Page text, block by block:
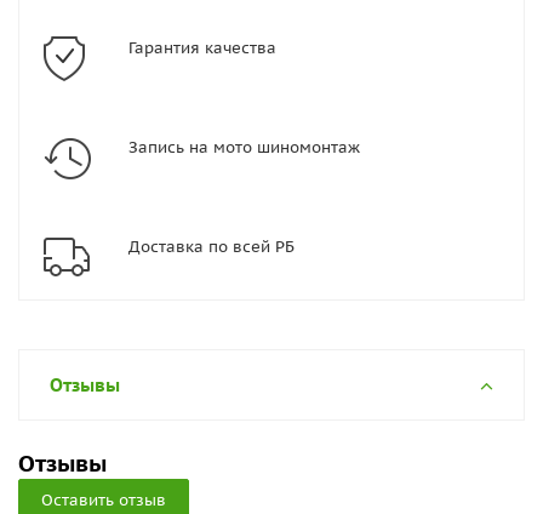
Гарантия качества
Запись на мото шиномонтаж
Доставка по всей РБ
Отзывы
Отзывы
Оставить отзыв